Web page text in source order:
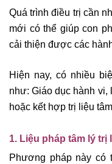
Quá trình điều trị cần
mới có thể giúp con
cải thiện được các
Hiện nay, có nhiều
như: Giáo dục hành vi,
hoặc kết hợp trị liệu
1. Liệu pháp tâm lý trị
Phương pháp này có